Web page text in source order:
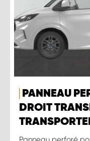
PANNEAU
DROIT